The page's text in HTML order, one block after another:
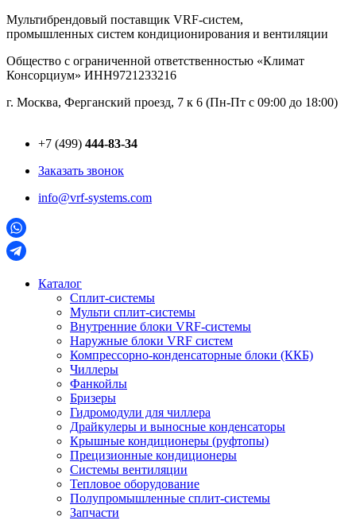
Перейти
к
Мультибрендовый поставщик VRF-cистем,
промышленных систем кондиционирования и вентиляции
Общество с ограниченной ответственностью «Климат
Консорциум» ИНН9721233216
г. Москва, Ферганский проезд, 7 к 6 (Пн-Пт с 09:00 до 18:00)
+7 (499) 444-83-34
Заказать звонок
info@vrf-systems.com
Каталог
Сплит-системы
Мульти сплит-системы
Внутренние блоки VRF-cистемы
Наружные блоки VRF cистем
Компрессорно-конденсаторные блоки (ККБ)
Чиллеры
Фанкойлы
Бризеры
Гидромодули для чиллера
Драйкулеры и выносные конденсаторы
Крышные кондиционеры (руфтопы)
Прецизионные кондиционеры
Системы вентиляции
Тепловое оборудование
Полупромышленные сплит-системы
Запчасти